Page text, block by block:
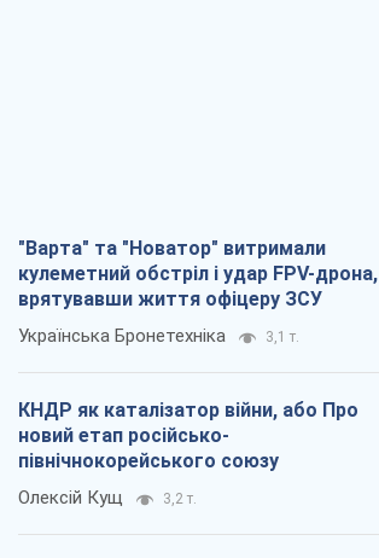
"Варта" та "Новатор" витримали
кулеметний обстріл і удар FPV-дрона,
врятувавши життя офіцеру ЗСУ
Українська Бронетехніка 3,1 т.
КНДР як каталізатор війни, або Про
новий етап російсько-
північнокорейського союзу
Олексій Кущ 3,2 т.